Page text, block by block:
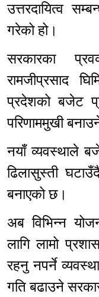
उत्तरदायित्व
गरेको हो।
सरकारका
रामजीप्रसाद
प्रदेशको बजेट
परिणाममुखी
नयाँ व्यवस्थाले
ढिलासुस्ती
बनाएको छ।
अब विभिन्न
लागि लामो
रहनु नपर्ने
गति बढाउने